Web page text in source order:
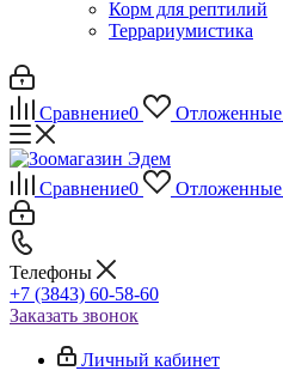
Корм для рептилий
Террариумистика
Сравнение0 Отложенные
Сравнение0 Отложенные
Телефоны
+7 (3843) 60-58-60
Заказать звонок
Личный кабинет